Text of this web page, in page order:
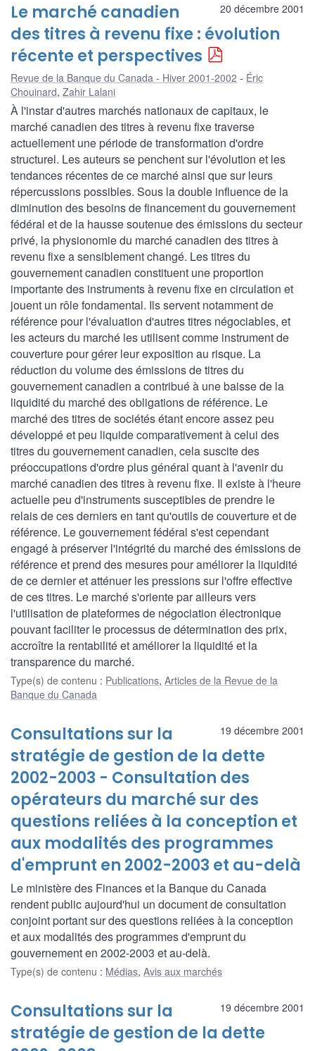
20 décembre 2001
Le marché canadien
des titres à revenu fixe : évolution
récente et perspectives
Revue de la Banque du Canada - Hiver 2001-2002
Éric
Chouinard, Zahir Lalani
À l'instar d'autres marchés nationaux de capitaux, le
marché canadien des titres à revenu fixe traverse
actuellement une période de transformation d'ordre
structurel. Les auteurs se penchent sur l'évolution et les
tendances récentes de ce marché ainsi que sur leurs
répercussions possibles. Sous la double influence de la
diminution des besoins de financement du gouvernement
fédéral et de la hausse soutenue des émissions du secteur
privé, la physionomie du marché canadien des titres à
revenu fixe a sensiblement changé. Les titres du
gouvernement canadien constituent une proportion
importante des instruments à revenu fixe en circulation et
jouent un rôle fondamental. Ils servent notamment de
référence pour l'évaluation d'autres titres négociables, et
les acteurs du marché les utilisent comme instrument de
couverture pour gérer leur exposition au risque. La
réduction du volume des émissions de titres du
gouvernement canadien a contribué à une baisse de la
liquidité du marché des obligations de référence. Le
marché des titres de sociétés étant encore assez peu
développé et peu liquide comparativement à celui des
titres du gouvernement canadien, cela suscite des
préoccupations d'ordre plus général quant à l'avenir du
marché canadien des titres à revenu fixe. Il existe à l'heure
actuelle peu d'instruments susceptibles de prendre le
relais de ces derniers en tant qu'outils de couverture et de
référence. Le gouvernement fédéral s'est cependant
engagé à préserver l'intégrité du marché des émissions de
référence et prend des mesures pour améliorer la liquidité
de ce dernier et atténuer les pressions sur l'offre effective
de ces titres. Le marché s'oriente par ailleurs vers
l'utilisation de plateformes de négociation électronique
pouvant faciliter le processus de détermination des prix,
accroître la rentabilité et améliorer la liquidité et la
transparence du marché.
Type(s) de contenu : Publications, Articles de la Revue de la
Banque du Canada
19 décembre 2001
Consultations sur la
stratégie de gestion de la dette
2002-2003 - Consultation des
opérateurs du marché sur des
questions reliées à la conception et
aux modalités des programmes
d'emprunt en 2002-2003 et au-delà
Le ministère des Finances et la Banque du Canada
rendent public aujourd'hui un document de consultation
conjoint portant sur des questions reliées à la conception
et aux modalités des programmes d'emprunt du
gouvernement en 2002-2003 et au-delà.
Type(s) de contenu : Médias, Avis aux marchés
19 décembre 2001
Consultations sur la
stratégie de gestion de la dette